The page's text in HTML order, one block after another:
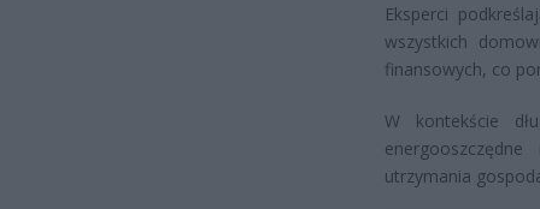
Eksperci
wszystkich
finansowych, co
W kontekście
utrzymania